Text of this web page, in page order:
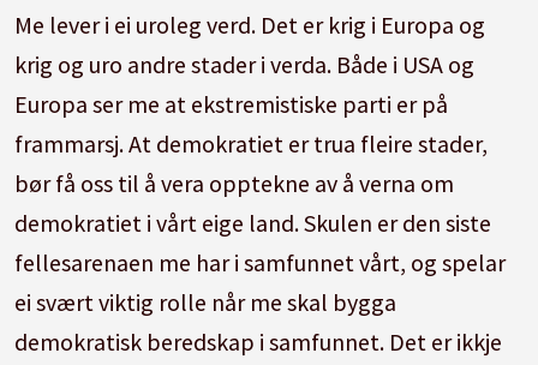
Me lever i ei uroleg verd. Det er krig i Europa og
krig og uro andre stader i verda. Både i USA og
Europa ser me at ekstremistiske parti er på
frammarsj. At demokratiet er trua fleire stader,
bør få oss til å vera opptekne av å verna om
demokratiet i vårt eige land. Skulen er den siste
fellesarenaen me har i samfunnet vårt, og spelar
ei svært viktig rolle når me skal bygga
demokratisk beredskap i samfunnet. Det er ikkje